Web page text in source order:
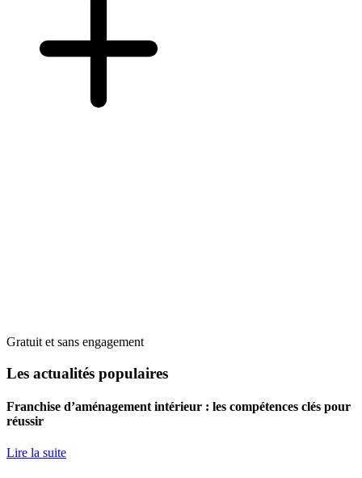
Gratuit et sans engagement
Les actualités populaires
Franchise d’aménagement intérieur : les compétences clés pour
réussir
Lire la suite